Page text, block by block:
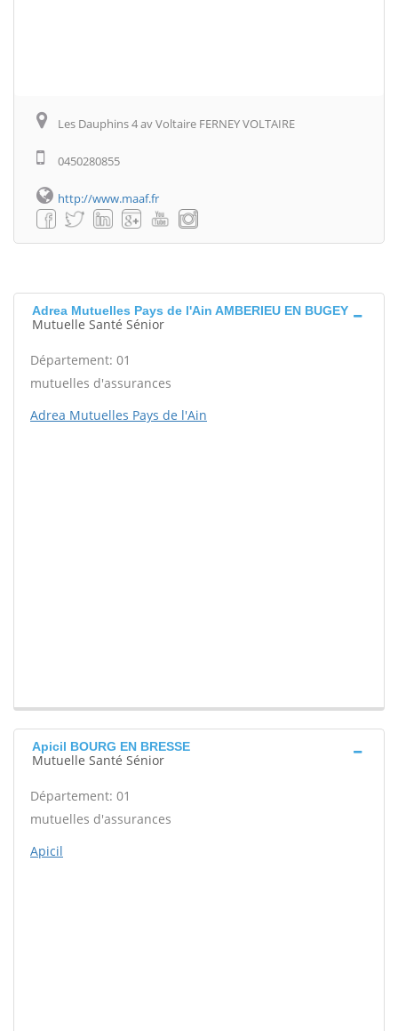
Les Dauphins 4 av Voltaire FERNEY VOLTAIRE
0450280855
http://www.maaf.fr
Adrea Mutuelles Pays de l'Ain AMBERIEU EN BUGEY
Mutuelle Santé Sénior
Département: 01
mutuelles d'assurances
Adrea Mutuelles Pays de l'Ain
Apicil BOURG EN BRESSE
Mutuelle Santé Sénior
Département: 01
mutuelles d'assurances
Apicil